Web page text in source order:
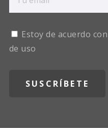
Estoy de acuerdo
de uso